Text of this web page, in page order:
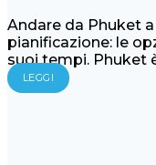
Andare da Phuket
pianificazione: le
suoi tempi. Phuket
LEGGI